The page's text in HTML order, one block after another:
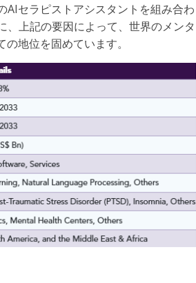
AIセラピストアシスタントを組み合わ
上記の要因によって、世界のメンタ
地位を固めています。